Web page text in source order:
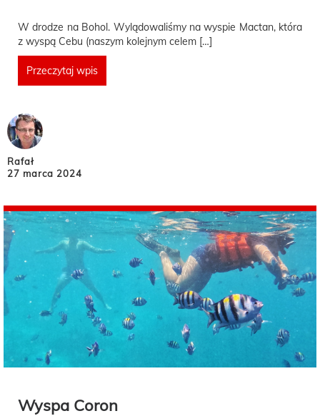
W drodze na Bohol. Wylądowaliśmy na wyspie Mactan, która
z wyspą Cebu (naszym kolejnym celem […]
Przeczytaj wpis
Rafał
27 marca 2024
Wyspa Coron